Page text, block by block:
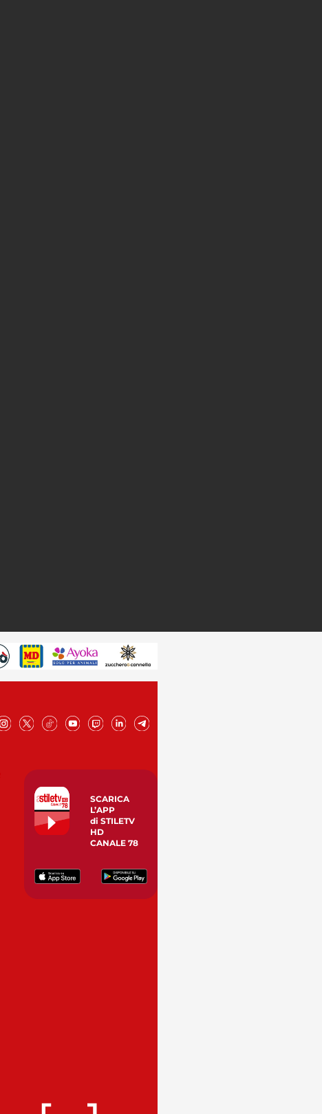
SCARICA
L’APP
di STILETV
HD
CANALE 78